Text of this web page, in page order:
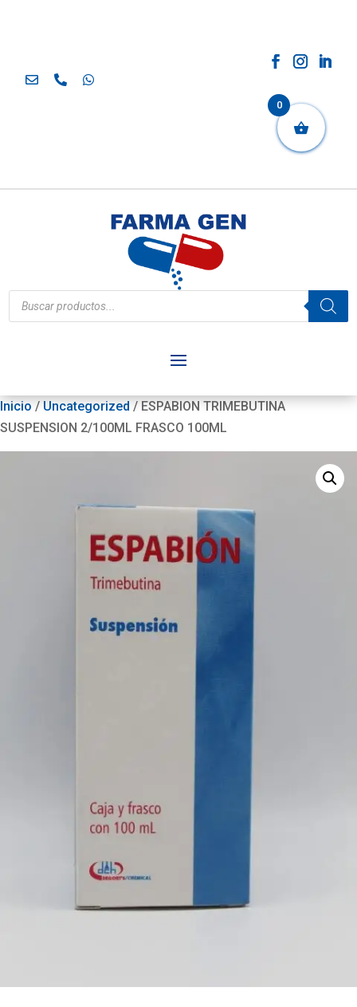
Búsqueda
de
productos
Inicio / Uncategorized / ESPABION TRIMEBUTINA
SUSPENSION 2/100ML FRASCO 100ML
0